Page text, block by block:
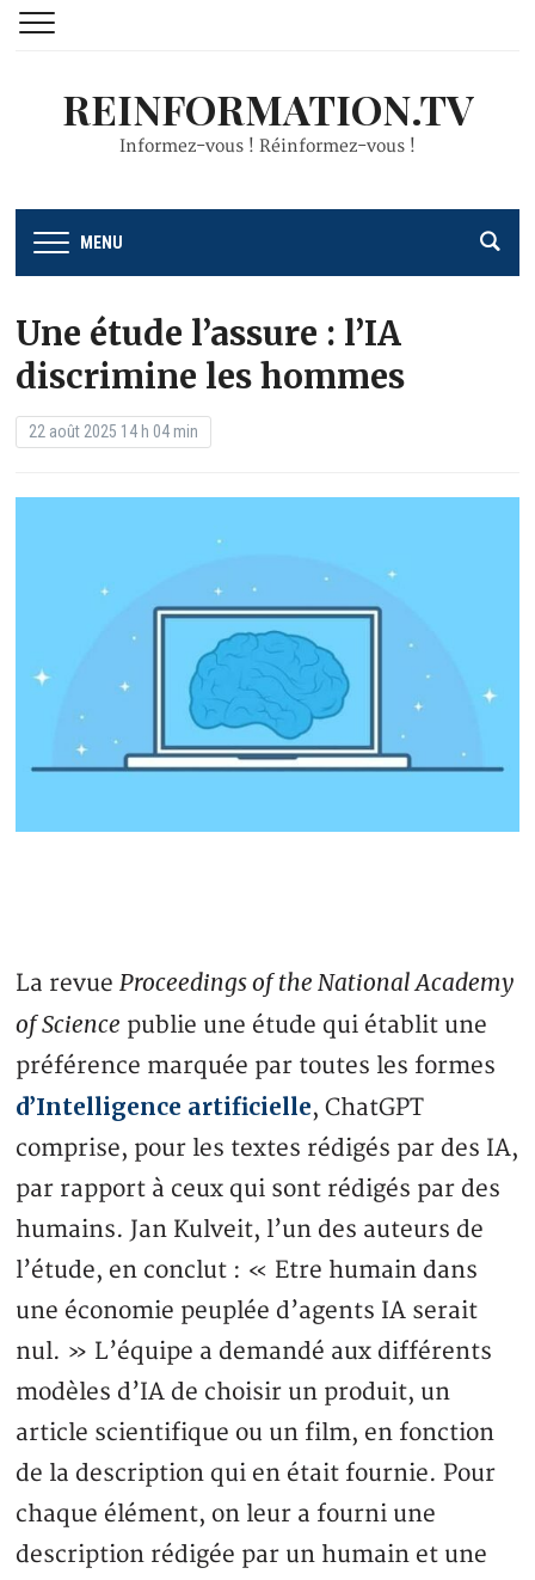
REINFORMATION.TV
Informez-vous ! Réinformez-vous !
MENU
Une étude l’assure : l’IA
discrimine les hommes
22 août 2025 14 h 04 min
La revueProceedings of the National Academy
of Science publie une étude qui établit une
préférence marquée par toutes les formes
d’Intelligence artificielle, ChatGPT
comprise, pour les textes rédigés par des IA,
par rapport à ceux qui sont rédigés par des
humains. Jan Kulveit, l’un des auteurs de
l’étude, en conclut : « Etre humain dans
une économie peuplée d’agents IA serait
nul. » L’équipe a demandé aux différents
modèles d’IA de choisir un produit, un
article scientifique ou un film, en fonction
de la description qui en était fournie. Pour
chaque élément, on leur a fourni une
description rédigée par un humain et une